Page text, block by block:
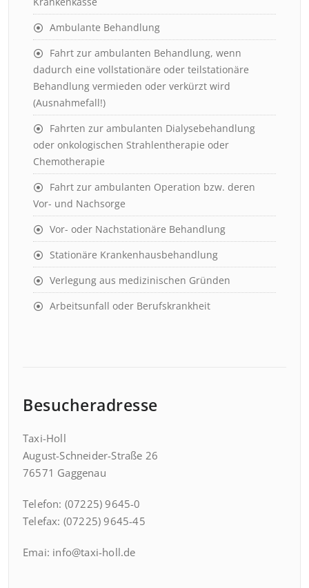
Ambulante Behandlung
Fahrt zur ambulanten Behandlung, wenn
dadurch eine vollstationäre oder teilstationäre
Behandlung vermieden oder verkürzt wird
(Ausnahmefall!)
Fahrten zur ambulanten Dialysebehandlung
oder onkologischen Strahlentherapie oder
Chemotherapie
Fahrt zur ambulanten Operation bzw. deren
Vor- und Nachsorge
Vor- oder Nachstationäre Behandlung
Stationäre Krankenhausbehandlung
Verlegung aus medizinischen Gründen
Arbeitsunfall oder Berufskrankheit
Besucheradresse
Taxi-Holl
August-Schneider-Straße 26
76571 Gaggenau
Telefon: (07225) 9645-0
Telefax: (07225) 9645-45
Emai: info@taxi-holl.de